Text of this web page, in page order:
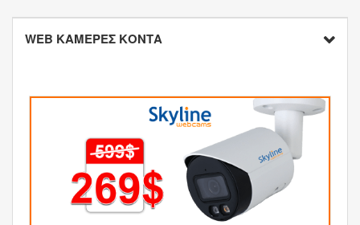
WEB ΚΑΜΕΡΕΣ ΚΟΝΤΑ